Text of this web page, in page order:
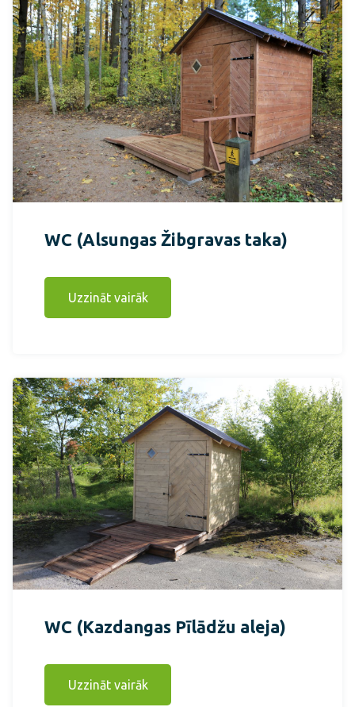
WC (Alsungas Žibgravas taka)
Uzzināt vairāk
WC (Kazdangas Pīlādžu aleja)
Uzzināt vairāk